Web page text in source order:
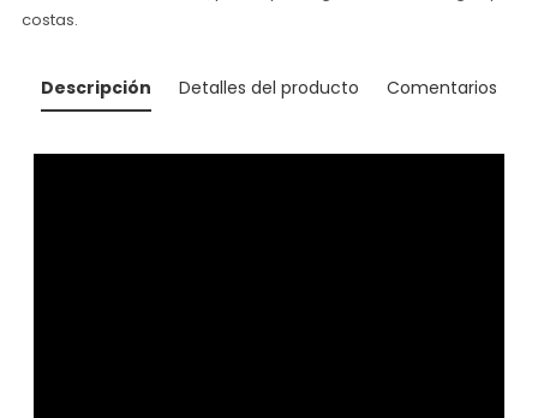
costas.
Descripción Detalles del producto Comentarios